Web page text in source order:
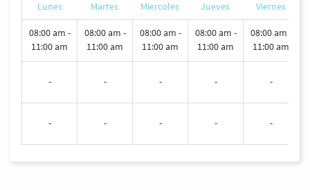
Lunes Martes Miercoles Jueves Viernes
08:00 am -
11:00 am
08:00 am -
11:00 am
08:00 am -
11:00 am
08:00 am -
11:00 am
08:00 am -
11:00 am
- - - - -
- - - - -